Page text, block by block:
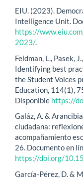
EIU. (2023).
Intelligence Unit.
https://
2023/.
Feldman, L., Pasek,
Identifying best
the Student Voices
Education, 114(1),
Disponible https://
Galáz, A. &
ciudadana:
acompañamiento
26. Documento en
https://doi.org/
García-Pérez, D. &